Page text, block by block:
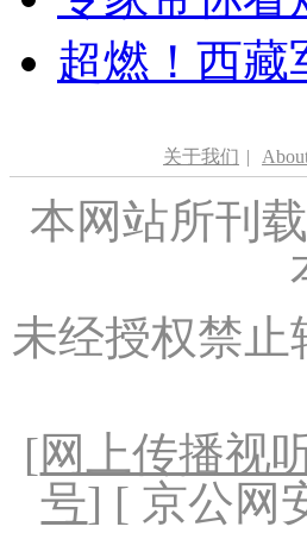
超燃！西藏
关于我们 |
本网站所刊
未经授权禁
[网上传播视
号] [ 京公网